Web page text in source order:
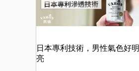
日本專利技術，男性氣色好明
亮